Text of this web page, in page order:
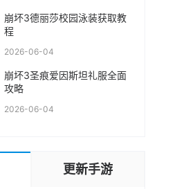
崩坏3德丽莎校园泳装获取教
程
2026-06-04
崩坏3圣痕爱因斯坦礼服全面
攻略
2026-06-04
更新手游